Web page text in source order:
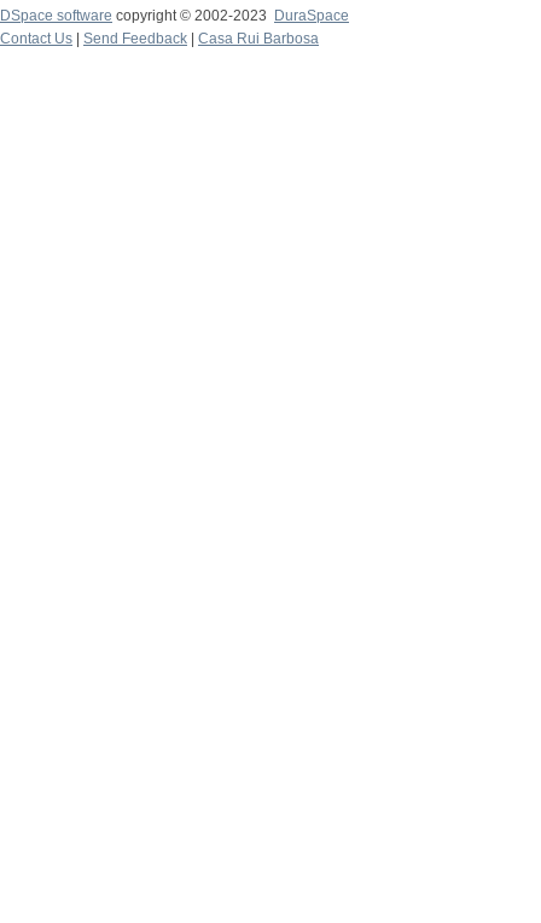
DSpace software copyright © 2002-2023
DuraSpace
Contact Us
Send Feedback Casa Rui Barbosa